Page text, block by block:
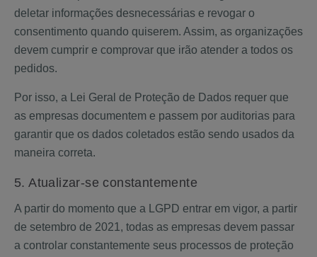
deletar informações desnecessárias e revogar o
consentimento quando quiserem. Assim, as organizações
devem cumprir e comprovar que irão atender a todos os
pedidos.
Por isso, a Lei Geral de Proteção de Dados requer que
as empresas documentem e passem por auditorias para
garantir que os dados coletados estão sendo usados da
maneira correta.
5. Atualizar-se constantemente
A partir do momento que a LGPD entrar em vigor, a partir
de setembro de 2021, todas as empresas devem passar
a controlar constantemente seus processos de proteção